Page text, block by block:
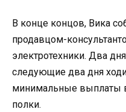
В конце концов, Вика
продавцом-
электротехники. Два
следующие два дня
минимальные выплаты
полки.